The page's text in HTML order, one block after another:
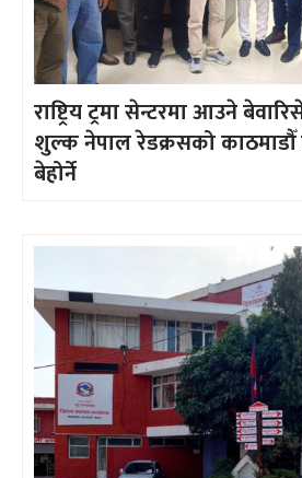
राष्ट्रिय ट्रमा सेन्टरमा आउने
शुल्क नेपाल रेडक्रसको
बेहोर्ने